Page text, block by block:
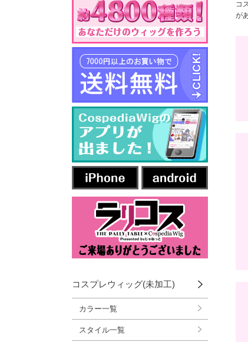
コ
が
コスプレウィッグ(未加工)
カラー一覧
スタイル一覧